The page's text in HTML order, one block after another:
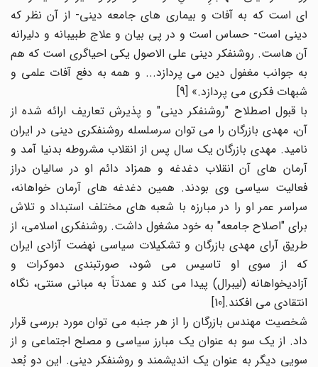
ای است که به آفات و بیماری های جامعه دینی- از آن نظر که
دینی است- حساس است و در پی بیان و علاج طبیبانه و دلیرانه
آن هاست. روشنفکر دینی علی الاصول یکی احیاگری است که هم
به جوانب مغفول دین می پردازد... و همه به دفع آفات علمی و
شبهات فکری می پردازد.» [9]
با قبول اصطلاح "روشنفکر دینی" و پذیرش تعاریف ارائه شده از
آن، مهدی بازرگان را می توان سرسلسله روشنفکری دینی در ایران
نامید. مهدی بازرگان یک سال پس از انقلاب مشروطه بدنیا آمد و
آرمان های آن انقلاب دغدغه و همزاد دائم او در سالیان دراز
فعالیت سیاسی وی بودند. همین دغدغه های آرمان خواهانه،
سراسر عمر او را در مبارزه با شعبه های مختلف استبداد و تلاش
برای "اصلاح جامعه" به خود مشغول داشت. روشنفکری اسلامی، از
طریق آرای مهدی بازرگان و تشکیلات سیاسی نهضت آزادی ایران
که از سوی او تاسیس می شود، صورتبندی دموکرات و
آزادیخواهانه (لیبرال) پیدا می کند و عمدتاً به مبانی سنتی، نگاه
انتقادی می افکند.[10]
شخصیت مهندس بازرگان را از هر جنبه می توان مورد بررسی قرار
داد. از یک سو به عنوان یک مبارز سیاسی و مصلح اجتماعی و از
سویی دیگر به عنوان یک اندیشمند و روشنفکر دینی. این دو بُعد